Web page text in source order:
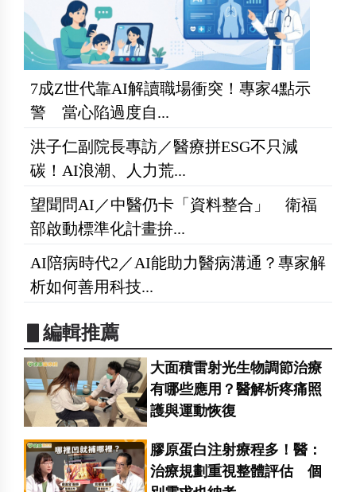
7成Z世代靠AI解讀職場衝突！專家4點示
警 當心陷過度自...
洪子仁副院長專訪／醫療拼ESG不只減
碳！AI浪潮、人力荒...
望聞問AI／中醫仍卡「資料整合」 衛福
部啟動標準化計畫拚...
AI陪病時代2／AI能助力醫病溝通？專家解
析如何善用科技...
▋編輯推薦
大面積雷射光生物調節治療
有哪些應用？醫解析疼痛照
護與運動恢復
膠原蛋白注射療程多！醫：
治療規劃重視整體評估 個